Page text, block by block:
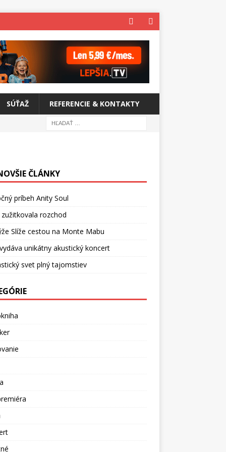
SÚŤAŽ REFERENCIE & KONTAKTY
ČLÁNKY
príbeh Anity Soul
zužitkovala rozchod
Slíže cestou na Monte Mabu
unikátny akustický koncert
svet plný tajomstiev